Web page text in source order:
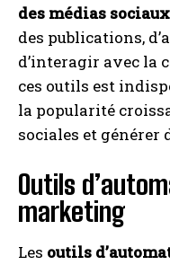
des médias sociaux
des publications,
d’interagir avec la
ces outils est
la popularité
sociales et générer
Outils
marketing
Les outils